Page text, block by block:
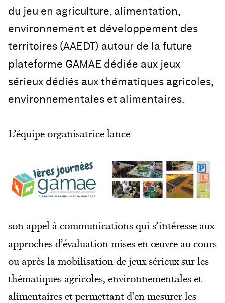
du jeu en agriculture, alimentation,
environnement et développement des
territoires (AAEDT) autour de la future
plateforme GAMAE dédiée aux jeux
sérieux dédiés aux thématiques agricoles,
environnementales et alimentaires.
L’équipe organisatrice lance
son appel à communications qui s’intéresse aux
approches d’évaluation mises en œuvre au cours
ou après la mobilisation de jeux sérieux sur les
thématiques agricoles, environnementales et
alimentaires et permettant d’en mesurer les